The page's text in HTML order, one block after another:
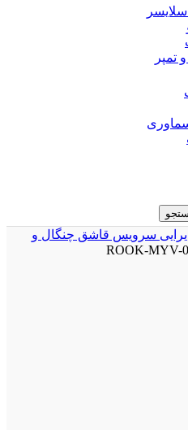
تمپر
سرویس قاشق چنگال و